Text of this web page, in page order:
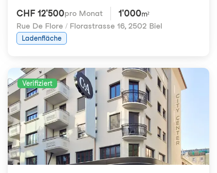
CHF 12'500pro Monat 1'000m²
Rue De Flore / Florastrasse 16, 2502 Biel
Ladenfläche
Verifiziert